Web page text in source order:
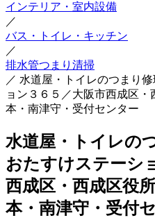
インテリア・室内設備
／
バス・トイレ・キッチン
／
排水管つまり清掃
／ 水道屋・トイレのつまり
ョン３６５／大阪市西成区
本・南津守・受付センター
水道屋・トイレの
おたすけステーシ
西成区・西成区役
本・南津守・受付